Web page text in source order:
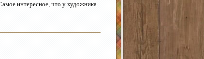
интересное, что у художника